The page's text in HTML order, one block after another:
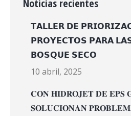
Noticias recientes
𝗧𝗔𝗟𝗟𝗘𝗥 𝗗𝗘
𝗣𝗥𝗢𝗬𝗘𝗖𝗧𝗢𝗦 𝗣𝗔𝗥𝗔
𝗕𝗢𝗦𝗤𝗨𝗘 𝗦𝗘𝗖𝗢
10 abril, 2025
𝐂𝐎𝐍 𝐇𝐈𝐃𝐑𝐎𝐉𝐄𝐓 𝐃𝐄 𝐄𝐏𝐒
𝐒𝐎𝐋𝐔𝐂𝐈𝐎𝐍𝐀𝐍